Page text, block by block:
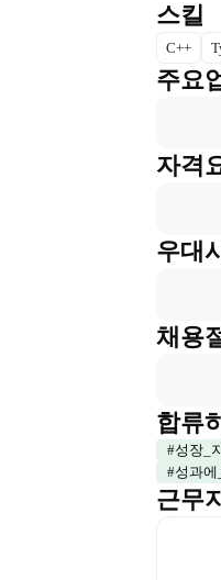
스킬
C++
주요
자격
우대
채용
합류
#성장_
#성과
근무지